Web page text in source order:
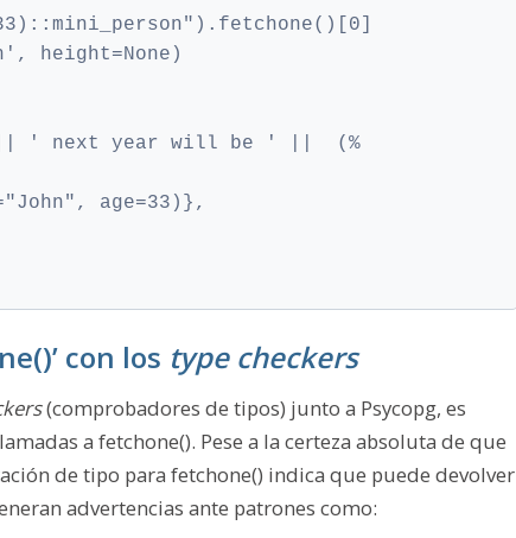
height=None)
|| ' next year will be ' ||  (%
age=33)},
con los type checkers
(comprobadores de tipos) junto a Psycopg, es
a fetchone(). Pese a la certeza absoluta de que
de tipo para fetchone() indica que puede devolver
advertencias ante patrones como: